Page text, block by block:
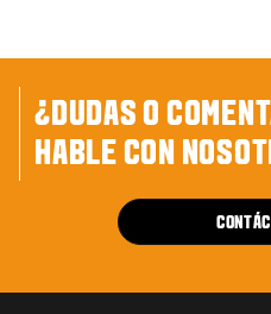
¿DUDAS O
HABLE CON